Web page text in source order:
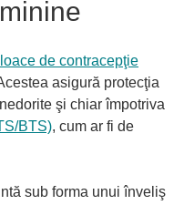
de contracepţie
asigură protecţia
nedorite şi chiar împotriva
BTS), cum ar fi de
sub forma unui înveliş